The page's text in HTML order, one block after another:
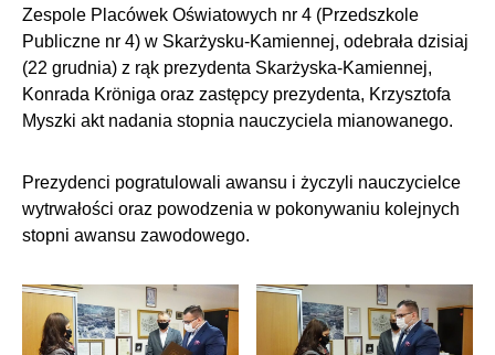
Zespole Placówek Oświatowych nr 4 (Przedszkole
Publiczne nr 4) w Skarżysku-Kamiennej, odebrała dzisiaj
(22 grudnia) z rąk prezydenta Skarżyska-Kamiennej,
Konrada Kröniga oraz zastępcy prezydenta, Krzysztofa
Myszki akt nadania stopnia nauczyciela mianowanego.
Prezydenci pogratulowali awansu i życzyli nauczycielce
wytrwałości oraz powodzenia w pokonywaniu kolejnych
stopni awansu zawodowego.